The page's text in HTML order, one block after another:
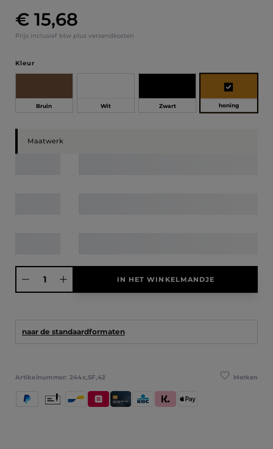
Normale prijs:
€ 15,68
Prijs inclusief btw plus verzendkosten
Selecteer
Kleur
Bruin Wit Zwart honing
Maatwerk
IN HET WINKELMANDJE
naar de standaardformaten
Merken
Artikelnummer: 244x,SF,42
PayPal Bancontact
BelfiusKredietkaart / Bankkaart
KBC/CBC Payment Button
Klarna (Achteraf betalen / In
Apple Pay
Vooruitbetaling